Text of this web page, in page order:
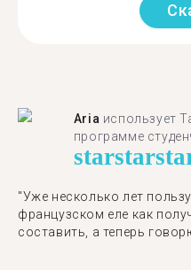
Aria использует
программе
starstar
"​​Уже несколько лет
французском еле как
составить, а теперь